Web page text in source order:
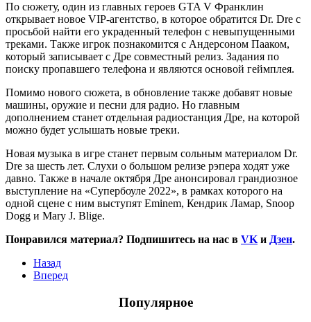
По сюжету, один из главных героев GTA V Франклин
открывает новое VIP-агентство, в которое обратится Dr. Dre с
просьбой найти его украденный телефон с невыпущенными
треками. Также игрок познакомится с Андерсоном Пааком,
который записывает с Дре совместный релиз. Задания по
поиску пропавшего телефона и являются основой геймплея.
Помимо нового сюжета, в обновление также добавят новые
машины, оружие и песни для радио. Но главным
дополнением станет отдельная радиостанция Дре, на которой
можно будет услышать новые треки.
Новая музыка в игре станет первым сольным материалом Dr.
Dre за шесть лет. Слухи о большом релизе рэпера ходят уже
давно. Также в начале октября Дре анонсировал грандиозное
выступление на «Супербоуле 2022», в рамках которого на
одной сцене с ним выступят Eminem, Кендрик Ламар, Snoop
Dogg и Mary J. Blige.
Понравился материал? Подпишитесь на нас в VK и Дзен.
Назад
Вперед
Популярное